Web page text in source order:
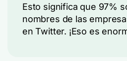
Esto significa que 97%
nombres de las
en Twitter. ¡Eso es